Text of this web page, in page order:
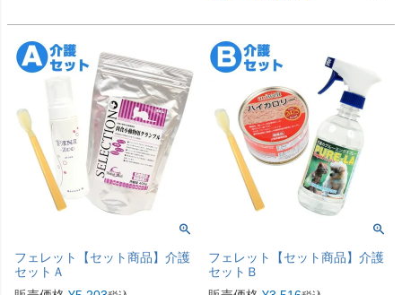
フェレット【セット商品】介護
セットＡ
フェレット【セット商品】介護
セットＢ